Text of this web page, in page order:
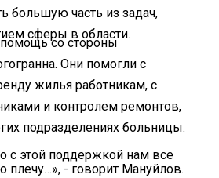
большую часть из задач,
сферы в области.
со стороны
Они помогли с
жилья работникам, с
и контролем ремонтов,
подразделениях больницы.
с этой поддержкой нам все
плечу…», - говорит Мануйлов.